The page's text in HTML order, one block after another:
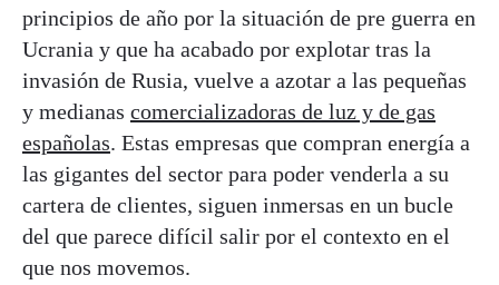
principios de año por la situación de pre guerra en
Ucrania y que ha acabado por explotar tras la
invasión de Rusia, vuelve a azotar a las pequeñas
y medianas comercializadoras de luz y de gas
españolas. Estas empresas que compran energía a
las gigantes del sector para poder venderla a su
cartera de clientes, siguen inmersas en un bucle
del que parece difícil salir por el contexto en el
que nos movemos.